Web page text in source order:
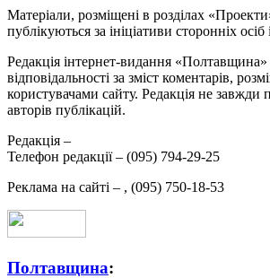
Матеріали, розміщені в розділах
публікуються за ініціативи сторонніх
Редакція інтернет-видання «Полтавщина»
відповідальності за зміст коментарів,
користувачами сайту. Редакція не завжди
авторів публікацій.
Редакція –
Телефон редакції – (095) 794-29-25
Реклама на сайті – , (095) 750-18-53
Полтавщина: